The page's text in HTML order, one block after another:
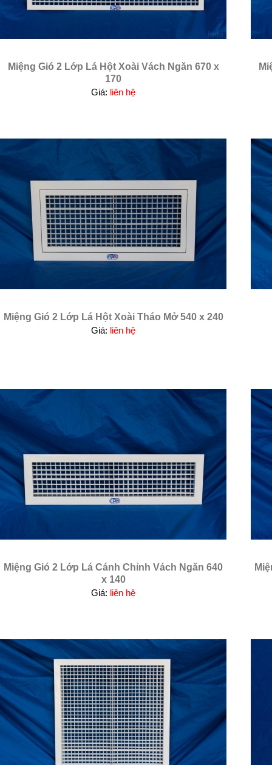
Miệng Gió 2 Lớp Lá Hột Xoài Vách Ngăn 670 x
170
Giá: liên hệ
Miệng Gió 2 Lớp Lá Hột Xoài Tháo Mở 540 x 240
Giá: liên hệ
Miệng Gió 2 Lớp Lá Cánh Chỉnh Vách Ngăn 640
x 140
Giá: liên hệ